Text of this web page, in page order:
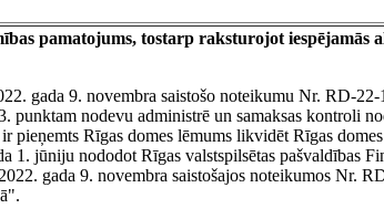
pamatojums, tostarp raksturojot iespējamās
gada 9. novembra saistošo noteikumu Nr. RD-
punktam nodevu administrē un samaksas kontroli
pieņemts Rīgas domes lēmums likvidēt Rīgas
1. jūniju nododot Rīgas valstspilsētas pašvaldības
gada 9. novembra saistošajos noteikumos Nr.